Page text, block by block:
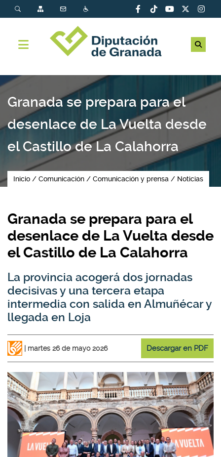
Granada se prepara para el
desenlace de La Vuelta desde
el Castillo de La Calahorra
Inicio Comunicación Comunicación y prensa Noticias
Granada se prepara para el
desenlace de La Vuelta desde
el Castillo de La Calahorra
La provincia acogerá dos jornadas
decisivas y una tercera etapa
intermedia con salida en Almuñécar y
llegada en Loja
martes 26 de mayo 2026 Descargar en PDF